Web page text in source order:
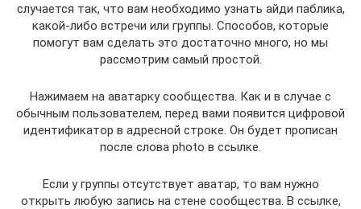
случается так, что вам необходимо узнать айди паблика,
какой-либо встречи или группы. Способов, которые
помогут вам сделать это достаточно много, но мы
рассмотрим самый простой.
Нажимаем на аватарку сообщества. Как и в случае с
обычным пользователем, перед вами появится цифровой
идентификатор в адресной строке. Он будет прописан
после слова photo в ссылке.
Если у группы отсутствует аватар, то вам нужно
открыть любую запись на стене сообщества. В ссылке,